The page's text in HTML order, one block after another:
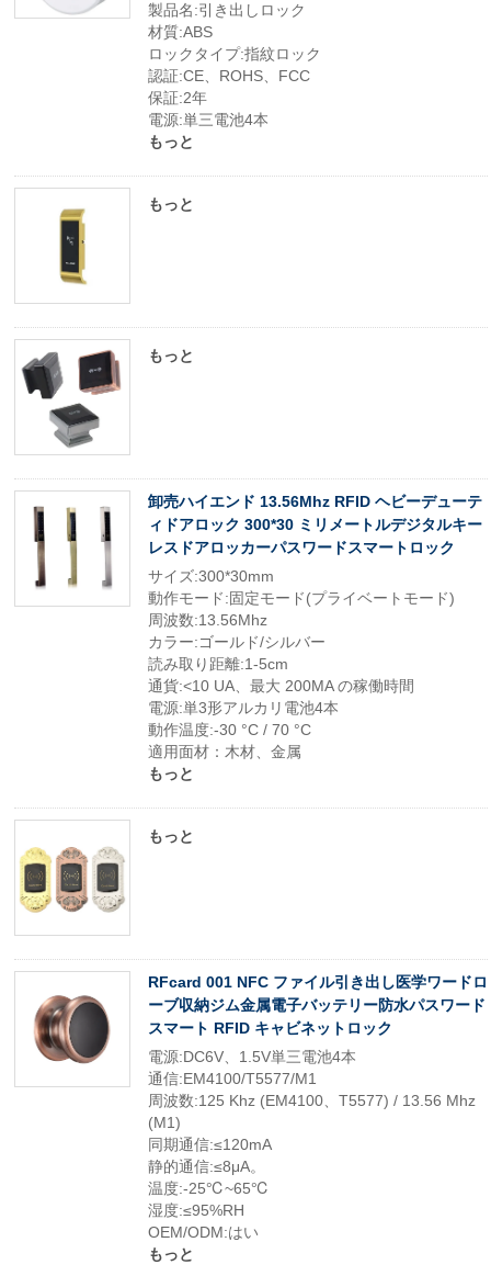
製品名:引き出しロック
材質:ABS
ロックタイプ:指紋ロック
認証:CE、ROHS、FCC
保証:2年
電源:単三電池4本
もっと
もっと
もっと
卸売ハイエンド 13.56Mhz RFID ヘビーデューテ
ィドアロック 300*30 ミリメートルデジタルキー
レスドアロッカーパスワードスマートロック
サイズ:300*30mm
動作モード:固定モード(プライベートモード)
周波数:13.56Mhz
カラー:ゴールド/シルバー
読み取り距離:1-5cm
通貨:<10 UA、最大 200MA の稼働時間
電源:単3形アルカリ電池4本
動作温度:-30 °C / 70 °C
適用面材：木材、金属
もっと
もっと
RFcard 001 NFC ファイル引き出し医学ワードロ
ーブ収納ジム金属電子バッテリー防水パスワード
スマート RFID キャビネットロック
電源:DC6V、1.5V単三電池4本
通信:EM4100/T5577/M1
周波数:125 Khz (EM4100、T5577) / 13.56 Mhz
(M1)
同期通信:≤120mA
静的通信:≤8μA。
温度:-25℃~65℃
湿度:≤95%RH
OEM/ODM:はい
もっと